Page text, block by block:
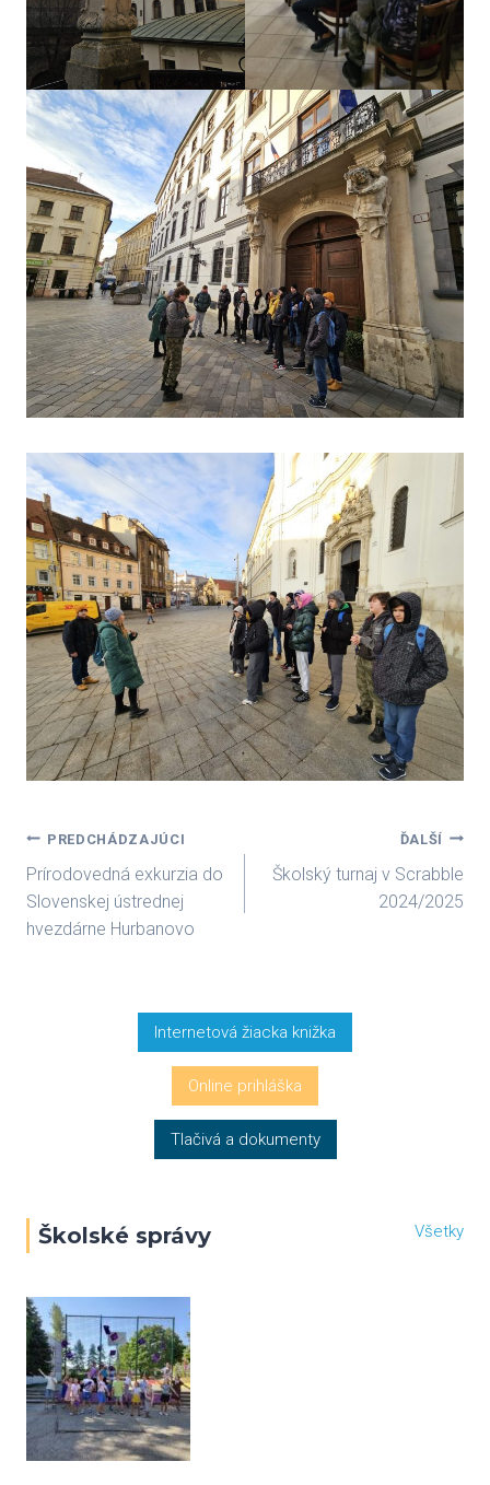
Navigácia
v
článku
PREDCHÁDZAJÚCI
Prírodovedná exkurzia do
Slovenskej ústrednej
hvezdárne Hurbanovo
ĎALŠÍ
Školský turnaj v Scrabble
2024/2025
Internetová žiacka knižka
Online prihláška
Tlačivá a dokumenty
Školské správy Všetky